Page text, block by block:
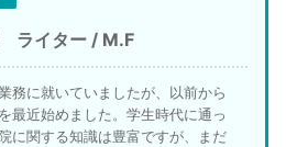
ライター / M.F
務に就いていましたが、以前から
最近始めました。学生時代に通っ
に関する知識は豊富ですが、まだ